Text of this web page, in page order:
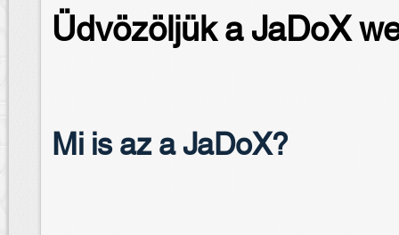
Üdvözöljük a JaDoX
Mi is az a JaDoX?